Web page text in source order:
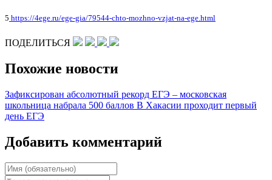
5 https://4ege.ru/ege-gia/79544-chto-mozhno-vzjat-na-ege.html
ПОДЕЛИТЬСЯ
Похожие новости
Зафиксирован абсолютный рекорд ЕГЭ – московская
школьница набрала 500 баллов В Хакасии проходит первый
день ЕГЭ
Добавить комментарий